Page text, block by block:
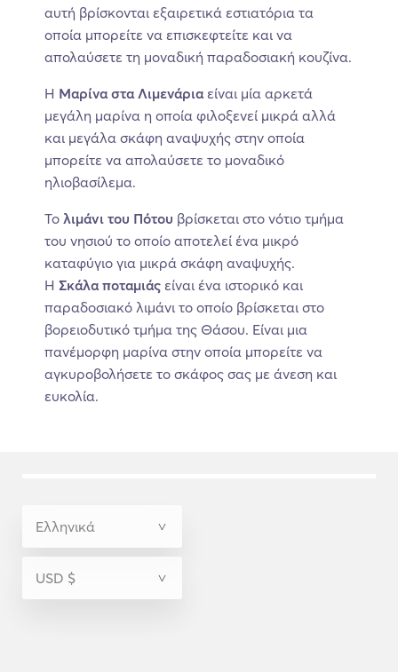
αυτή βρίσκονται εξαιρετικά εστιατόρια τα
οποία μπορείτε να επισκεφτείτε και να
απολαύσετε τη μοναδική παραδοσιακή κουζίνα.
Η Μαρίνα στα Λιμενάρια είναι μία αρκετά
μεγάλη μαρίνα η οποία φιλοξενεί μικρά αλλά
και μεγάλα σκάφη αναψυχής στην οποία
μπορείτε να απολαύσετε το μοναδικό
ηλιοβασίλεμα.
Το λιμάνι του Πότου βρίσκεται στο νότιο τμήμα
του νησιού το οποίο αποτελεί ένα μικρό
καταφύγιο για μικρά σκάφη αναψυχής.
Η Σκάλα ποταμιάς είναι ένα ιστορικό και
παραδοσιακό λιμάνι το οποίο βρίσκεται στο
βορειοδυτικό τμήμα της Θάσου. Είναι μια
πανέμορφη μαρίνα στην οποία μπορείτε να
αγκυροβολήσετε το σκάφος σας με άνεση και
ευκολία.